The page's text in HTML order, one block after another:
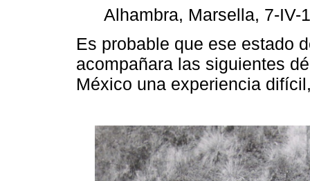
Alhambra, Marsella, 7-IV-
Es probable que ese estado
acompañara las siguientes
México una experiencia